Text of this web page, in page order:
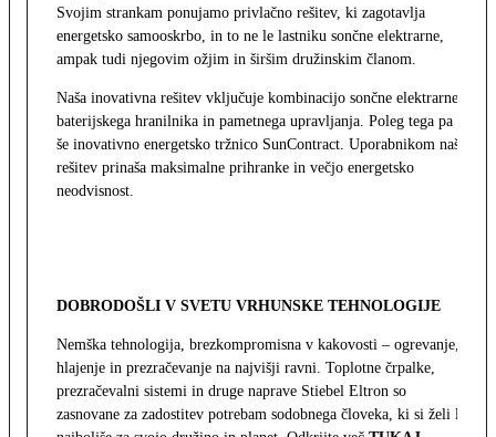
Svojim strankam ponujamo privlačno rešitev, ki zagotavlja
energetsko samooskrbo, in to ne le lastniku sončne elektrarne,
ampak tudi njegovim ožjim in širšim družinskim članom.
Naša inovativna rešitev vključuje kombinacijo sončne elektrarne,
baterijskega hranilnika in pametnega upravljanja. Poleg tega pa
še inovativno energetsko tržnico SunContract. Uporabnikom naša
rešitev prinaša maksimalne prihranke in večjo energetsko
neodvisnost.
DOBRODOŠLI V SVETU VRHUNSKE TEHNOLOGIJE
Nemška tehnologija, brezkompromisna v kakovosti – ogrevanje,
hlajenje in prezračevanje na najvišji ravni. Toplotne črpalke,
prezračevalni sistemi in druge naprave Stiebel Eltron so
zasnovane za zadostitev potrebam sodobnega človeka, ki si želi le